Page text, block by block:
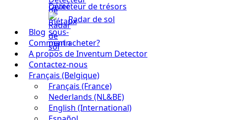
Détecteur de trésors
Radar de sol
Blog
Comment acheter?
A propos de Inventum Detector
Contactez-nous
Français (Belgique)
Français (France)
Nederlands (NL&BE)
English (International)